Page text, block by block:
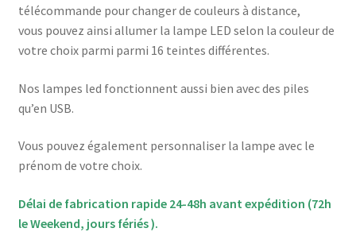
télécommande pour changer de couleurs à distance,
vous pouvez ainsi allumer la lampe LED selon la couleur de
votre choix parmi parmi 16 teintes différentes.
Nos lampes led fonctionnent aussi bien avec des piles
qu’en USB.
Vous pouvez également personnaliser la lampe avec le
prénom de votre choix.
Délai de fabrication rapide 24-48h avant expédition (72h
le Weekend, jours fériés ).